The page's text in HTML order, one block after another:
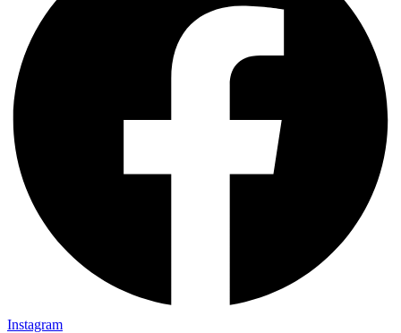
Instagram